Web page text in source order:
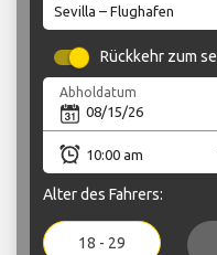
Rückkehr zum
Abholdatum
Alter des Fahrers:
18 - 29